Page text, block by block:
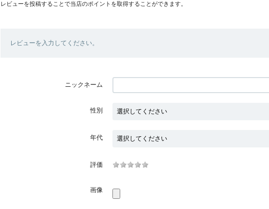
レビューを投稿することで当店のポイントを取得することができます。
レビューを入力してください。
ニックネーム
性別
年代
評価
画像